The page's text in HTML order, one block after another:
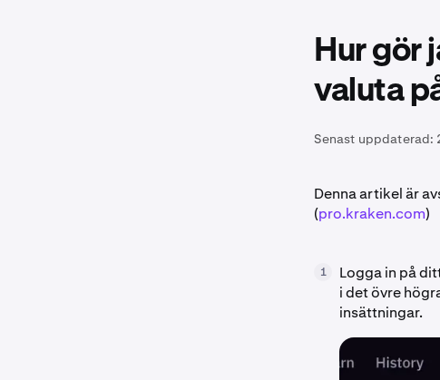
Hur gör
valuta
Senast uppdaterad:
Denna artikel är
(pro.kraken.com)
1 Logga in på
i det övre
insättningar.